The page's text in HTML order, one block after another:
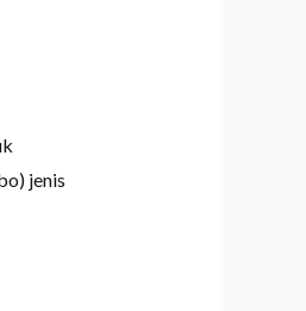
jenis